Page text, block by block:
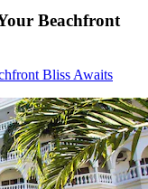
Beachfront
Bliss Awaits